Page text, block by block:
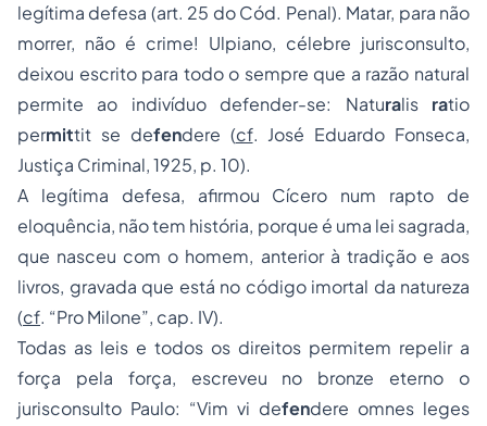
legítima defesa (art. 25 do Cód. Penal). Matar, para não
morrer, não é crime! Ulpiano, célebre jurisconsulto,
deixou escrito para todo o sempre que a razão natural
permite ao indivíduo defender-se: Naturalis ratio
permittit se defendere (cf. José Eduardo Fonseca,
Justiça Criminal, 1925, p. 10).
A legítima defesa, afirmou Cícero num rapto de
eloquência, não tem história, porque é uma lei sagrada,
que nasceu com o homem, anterior à tradição e aos
livros, gravada que está no código imortal da natureza
(cf. “Pro Milone”, cap. IV).
Todas as leis e todos os direitos permitem repelir a
força pela força, escreveu no bronze eterno o
jurisconsulto Paulo: “Vim vi defendere omnes leges